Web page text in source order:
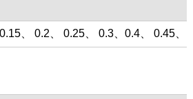
、 0.2、 0.25、 0.3、0.4、 0.45、